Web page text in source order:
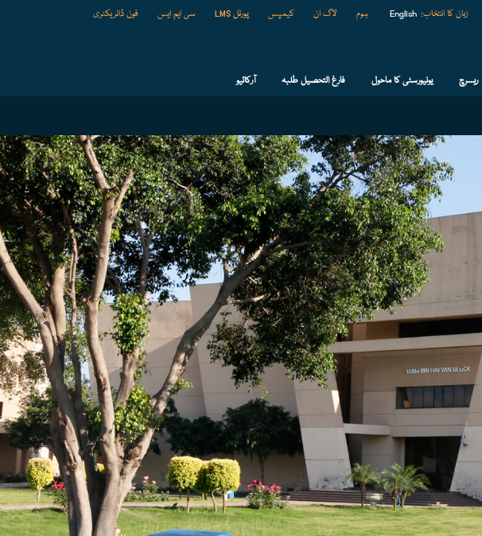
زبان کا انتخاب:
English ہوم لاگ ان کیمپس پورٹل LMS سی ایم ایس فون ڈائریکٹری
ریسرچ یونیورسٹی کا ماحول فارغ التحصیل طلبہ آرکائیو